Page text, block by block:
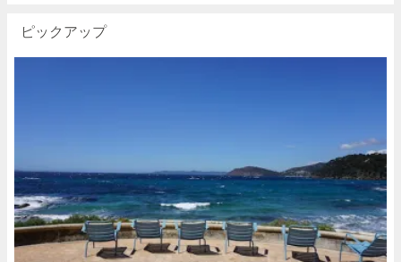
ピックアップ